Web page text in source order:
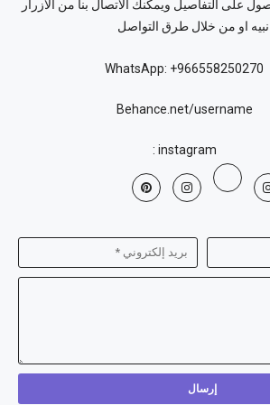
على التفاصيل ويمكنك الاتصال بنا من الازرار
او من خلال طرق التواصل
WhatsApp: +966558250270
Behance.net/username
instagram :